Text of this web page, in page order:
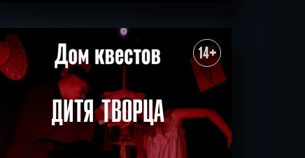
ХОЧУ ПРОЙТИ | КВЕСТ ПРОЙДЕН 14+
ДИТЯ ТВОРЦА